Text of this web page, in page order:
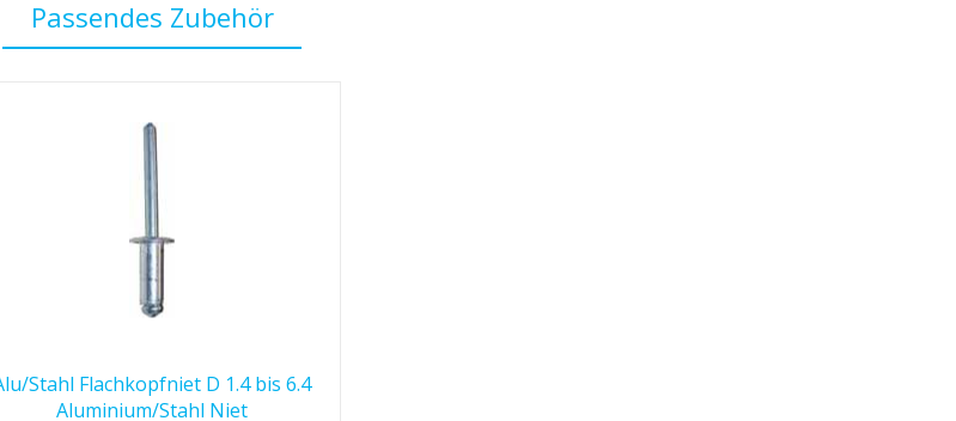
Passendes Zubehör
Stahl Flachkopfniet D 1.4 bis 6.4
Aluminium/Stahl Niet